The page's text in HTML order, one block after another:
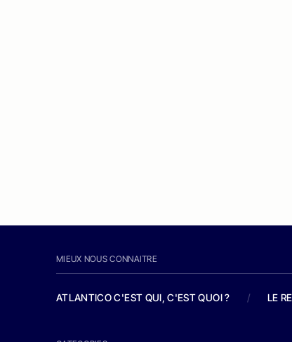
MIEUX NOUS CONNAITRE
ATLANTICO C'EST QUI, C'EST QUOI ? / LE